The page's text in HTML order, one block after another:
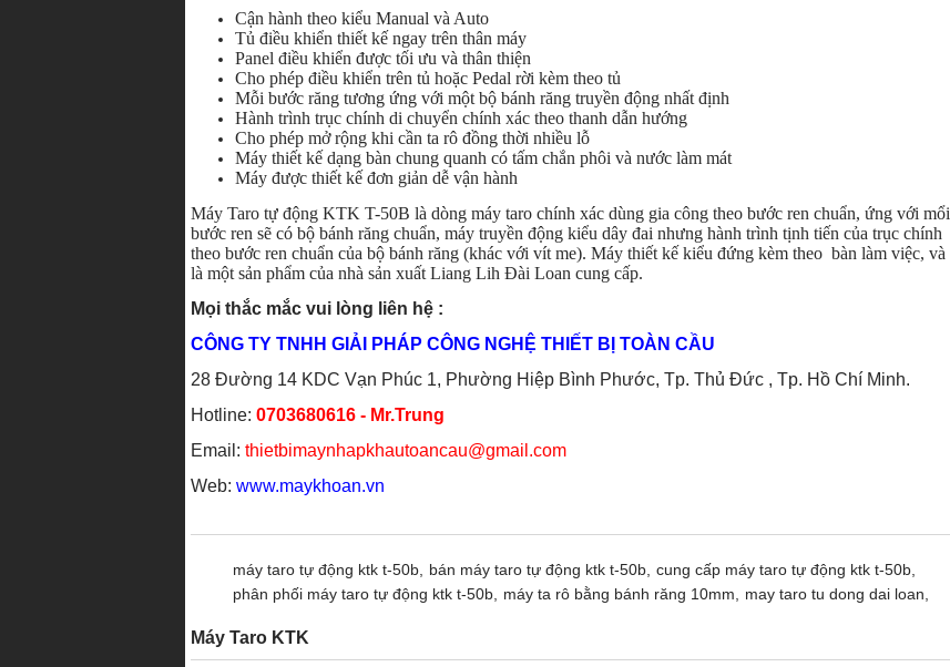
Cận hành theo kiểu Manual và Auto
Tủ điều khiển thiết kế ngay trên thân máy
Panel điều khiển được tối ưu và thân thiện
Cho phép điều khiển trên tủ hoặc Pedal rời kèm theo tủ
Mỗi bước răng tương ứng với một bộ bánh răng truyền động nhất định
Hành trình trục chính di chuyển chính xác theo thanh dẫn hướng
Cho phép mở rộng khi cần ta rô đồng thời nhiều lỗ
Máy thiết kế dạng bàn chung quanh có tấm chắn phôi và nước làm mát
Máy được thiết kế đơn giản dễ vận hành
Máy Taro tự động KTK T-50B là dòng máy taro chính xác dùng gia công theo bước ren chuẩn, ứng với mổi
bước ren sẽ có bộ bánh răng chuẩn, máy truyền động kiểu dây đai nhưng hành trình tịnh tiến của trục chính
theo bước ren chuẩn của bộ bánh răng (khác với vít me). Máy thiết kế kiểu đứng kèm theo bàn làm việc, và
là một sản phẩm của nhà sản xuất Liang Lih Đài Loan cung cấp.
Mọi thắc mắc vui lòng liên hệ :
CÔNG TY TNHH GIẢI PHÁP CÔNG NGHỆ THIẾT BỊ TOÀN CẦU
28 Đường 14 KDC Vạn Phúc 1, Phường Hiệp Bình Phước, Tp. Thủ Đức , Tp. Hồ Chí Minh.
Hotline: 0703680616 - Mr.Trung
Email: thietbimaynhapkhautoancau@gmail.com
Web: www.maykhoan.vn
máy taro tự động ktk t-50b, bán máy taro tự động ktk t-50b, cung cấp máy taro tự động ktk t-50b,
phân phối máy taro tự động ktk t-50b,
máy ta rô bằng bánh răng 10mm, may taro tu dong dai loan,
Máy Taro KTK